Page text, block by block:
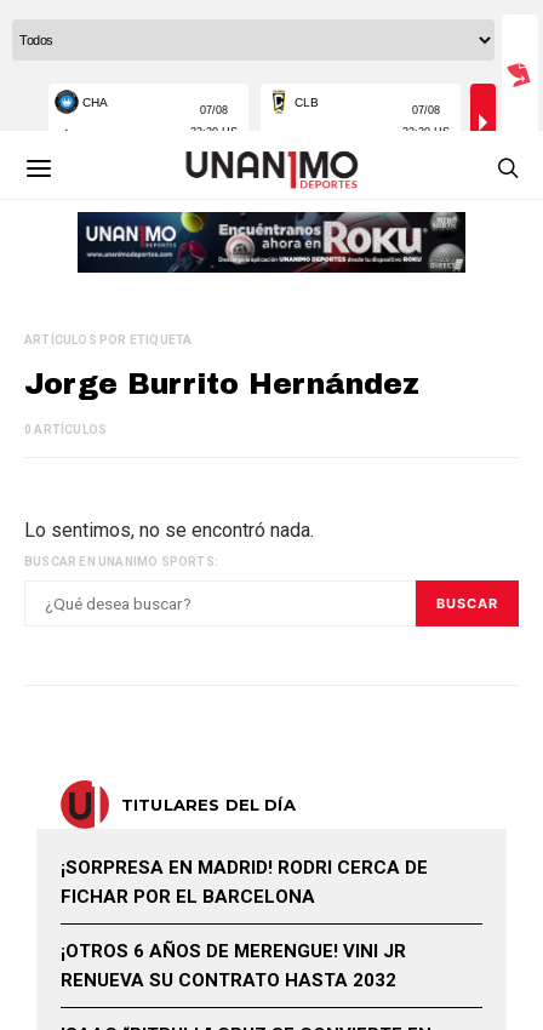
ARTÍCULOS POR ETIQUETA
Jorge Burrito Hernández
0 ARTÍCULOS
Lo sentimos, no se encontró nada.
BUSCAR EN UNANIMO SPORTS:
BUSCAR
TITULARES DEL DÍA
¡SORPRESA EN MADRID! RODRI CERCA DE
FICHAR POR EL BARCELONA
¡OTROS 6 AÑOS DE MERENGUE! VINI JR
RENUEVA SU CONTRATO HASTA 2032